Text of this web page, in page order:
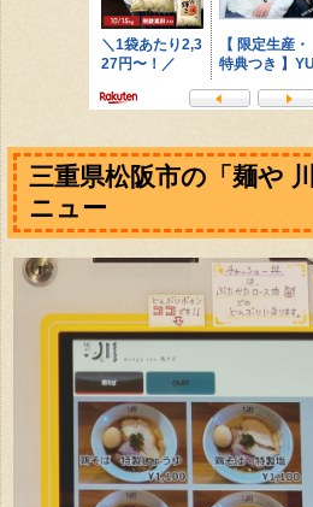
三重県松阪市の「麺や
ニュー